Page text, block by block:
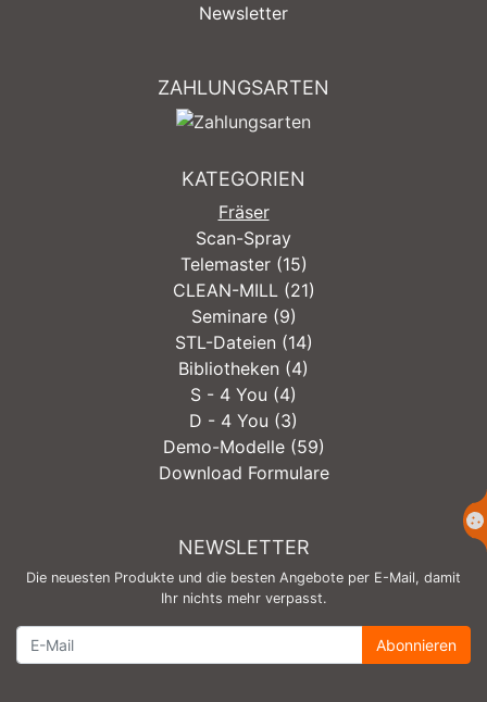
Newsletter
ZAHLUNGSARTEN
KATEGORIEN
Fräser
Scan-Spray
Telemaster (15)
CLEAN-MILL (21)
Seminare (9)
STL-Dateien (14)
Bibliotheken (4)
S - 4 You (4)
D - 4 You (3)
Demo-Modelle (59)
Download Formulare
NEWSLETTER
Die neuesten Produkte und die besten Angebote per E-Mail, damit
Ihr nichts mehr verpasst.
Abonnieren